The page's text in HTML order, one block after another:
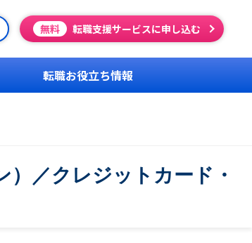
無料 転職支援サービスに申し込む
転職お役立ち情報
／クレジットカード・